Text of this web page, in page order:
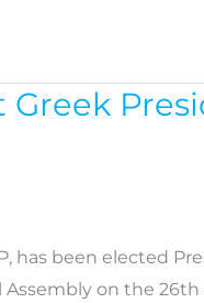
has been elected
Assembly on the